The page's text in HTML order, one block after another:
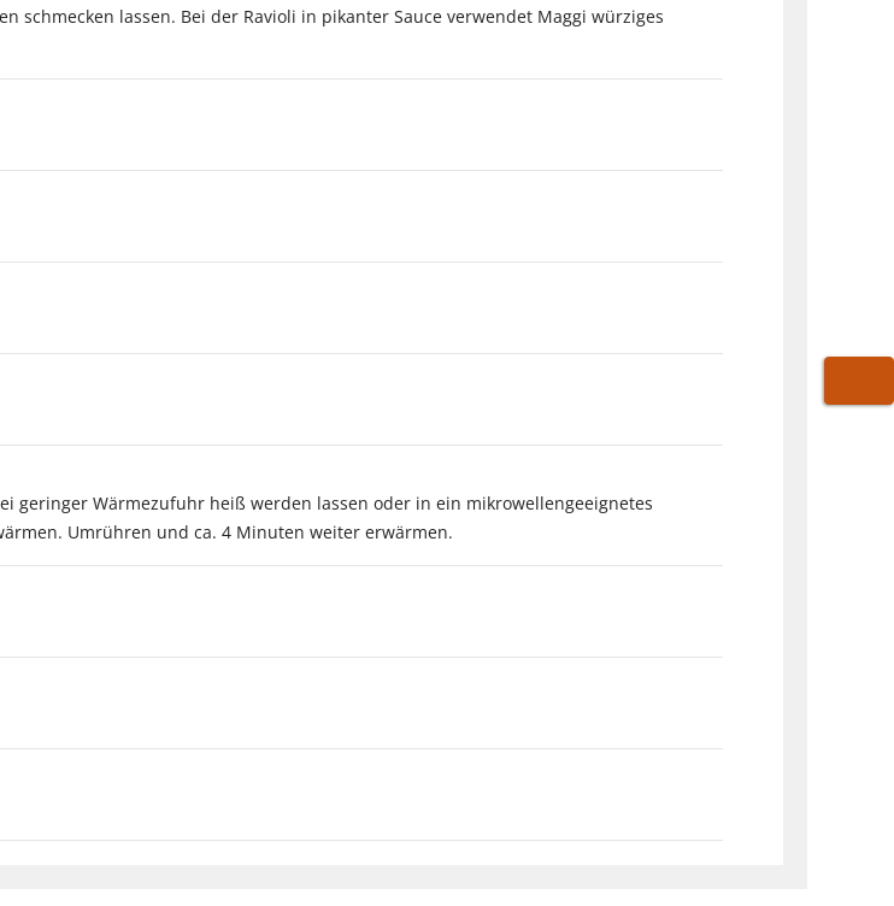
schmecken lassen. Bei der Ravioli in pikanter Sauce verwendet Maggi würziges
geringer Wärmezufuhr heiß werden lassen oder in ein mikrowellengeeignetes
Umrühren und ca. 4 Minuten weiter erwärmen.